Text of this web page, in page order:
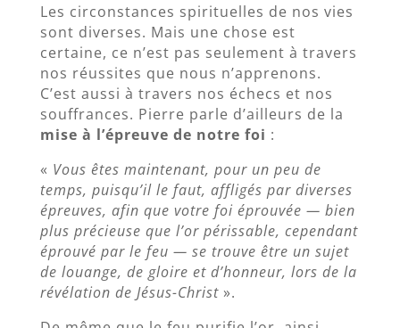
Les circonstances spirituelles de nos vies
sont diverses. Mais une chose est
certaine, ce n’est pas seulement à travers
nos réussites que nous n’apprenons.
C’est aussi à travers nos échecs et nos
souffrances. Pierre parle d’ailleurs de la
mise à l’épreuve de notre foi :
« Vous êtes maintenant, pour un peu de
temps, puisqu’il le faut, affligés par diverses
épreuves, afin que votre foi éprouvée — bien
plus précieuse que l’or périssable, cependant
éprouvé par le feu — se trouve être un sujet
de louange, de gloire et d’honneur, lors de la
révélation de Jésus-Christ».